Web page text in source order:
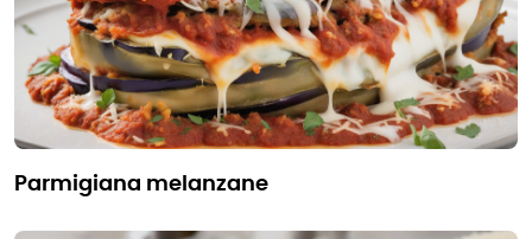
parmigiana melanzane